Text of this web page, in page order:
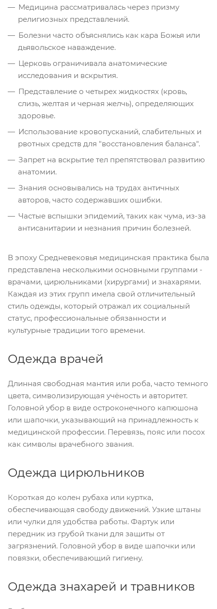
Медицина рассматривалась через призму
религиозных представлений.
Болезни часто объяснялись как кара Божья или
дьявольское наваждение.
Церковь ограничивала анатомические
исследования и вскрытия.
Представление о четырех жидкостях (кровь,
слизь, желтая и черная желчь), определяющих
здоровье.
Использование кровопусканий, слабительных и
рвотных средств для "восстановления баланса".
Запрет на вскрытие тел препятствовал развитию
анатомии.
Знания основывались на трудах античных
авторов, часто содержавших ошибки.
Частые вспышки эпидемий, таких как чума, из-за
антисанитарии и незнания причин болезней.
В эпоху Средневековья медицинская практика была
представлена несколькими основными группами -
врачами, цирюльниками (хирургами) и знахарями.
Каждая из этих групп имела свой отличительный
стиль одежды, который отражал их социальный
статус, профессиональные обязанности и
культурные традиции того времени.
Одежда врачей
Длинная свободная мантия или роба, часто темного
цвета, символизирующая учёность и авторитет.
Головной убор в виде остроконечного капюшона
или шапочки, указывающий на принадлежность к
медицинской профессии. Перевязь, пояс или посох
как символы врачебного звания.
Одежда цирюльников
Короткая до колен рубаха или куртка,
обеспечивающая свободу движений. Узкие штаны
или чулки для удобства работы. Фартук или
передник из грубой ткани для защиты от
загрязнений. Головной убор в виде шапочки или
повязки, обеспечивающий гигиену.
Одежда знахарей и травников